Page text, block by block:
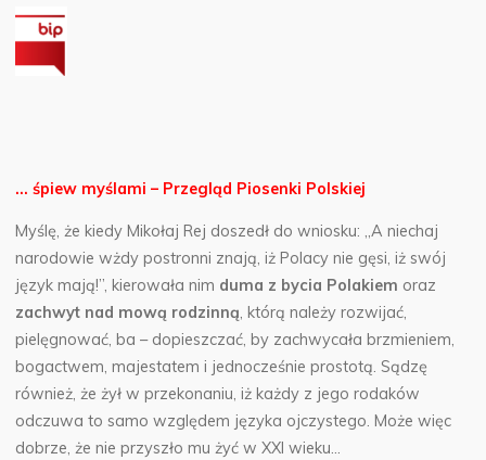
… śpiew myślami – Przegląd Piosenki Polskiej
Myślę, że kiedy Mikołaj Rej doszedł do wniosku: „A niechaj
narodowie wżdy postronni znają, iż Polacy nie gęsi, iż swój
język mają!”, kierowała nim duma z bycia Polakiem oraz
zachwyt nad mową rodzinną, którą należy rozwijać,
pielęgnować, ba – dopieszczać, by zachwycała brzmieniem,
bogactwem, majestatem i jednocześnie prostotą. Sądzę
również, że żył w przekonaniu, iż każdy z jego rodaków
odczuwa to samo względem języka ojczystego. Może więc
dobrze, że nie przyszło mu żyć w XXI wieku…